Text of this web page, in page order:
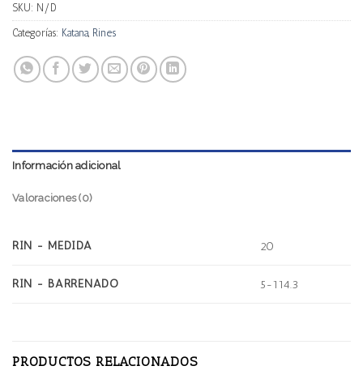
SKU: N/D
Categorías: Katana, Rines
Información adicional
Valoraciones (0)
RIN - MEDIDA 20
RIN - BARRENADO 5-114.3
PRODUCTOS RELACIONADOS